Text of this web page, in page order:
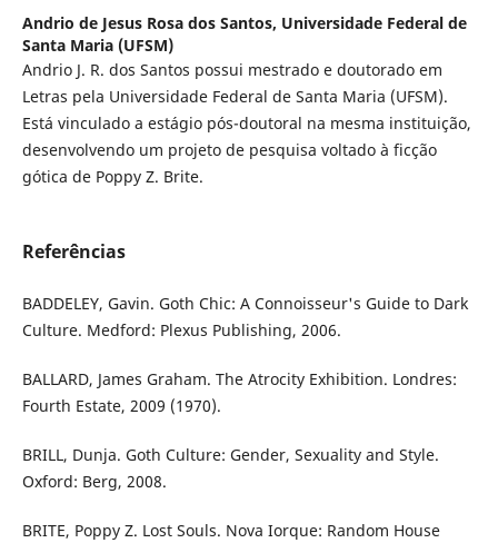
Andrio de Jesus Rosa dos Santos, Universidade Federal de
Santa Maria (UFSM)
Andrio J. R. dos Santos possui mestrado e doutorado em
Letras pela Universidade Federal de Santa Maria (UFSM).
Está vinculado a estágio pós-doutoral na mesma instituição,
desenvolvendo um projeto de pesquisa voltado à ficção
gótica de Poppy Z. Brite.
Referências
BADDELEY, Gavin. Goth Chic: A Connoisseur's Guide to Dark
Culture. Medford: Plexus Publishing, 2006.
BALLARD, James Graham. The Atrocity Exhibition. Londres:
Fourth Estate, 2009 (1970).
BRILL, Dunja. Goth Culture: Gender, Sexuality and Style.
Oxford: Berg, 2008.
BRITE, Poppy Z. Lost Souls. Nova Iorque: Random House